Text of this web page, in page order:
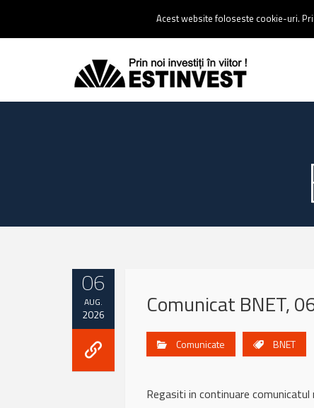
0237 238 900 |Email :contact@estinvest.ro
06
AUG.
2026 Comunicat BNET,
Comunicate BNET
Regasiti in continuare
Acest website foloseste cookie-uri.